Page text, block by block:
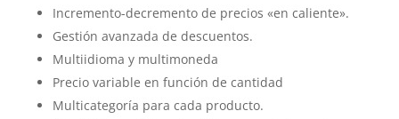
Incremento-decremento de precios «en caliente».
Gestión avanzada de descuentos.
Multiidioma y multimoneda
Precio variable en función de cantidad
Multicategoría para cada producto.